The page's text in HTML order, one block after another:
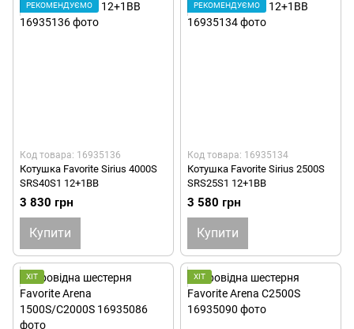
РЕКОМЕНДУЄМО
Код товара: 16935136
Котушка Favorite Sirius 4000S
SRS40S1 12+1BB
3 830 грн
Купити
РЕКОМЕНДУЄМО
Код товара: 16935134
Котушка Favorite Sirius 2500S
SRS25S1 12+1BB
3 580 грн
Купити
ХІТ ХІТ